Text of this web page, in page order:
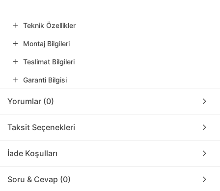
Teknik Özellikler
Montaj Bilgileri
Teslimat Bilgileri
Garanti Bilgisi
Yorumlar (0)
Taksit Seçenekleri
İade Koşulları
Soru & Cevap (0)